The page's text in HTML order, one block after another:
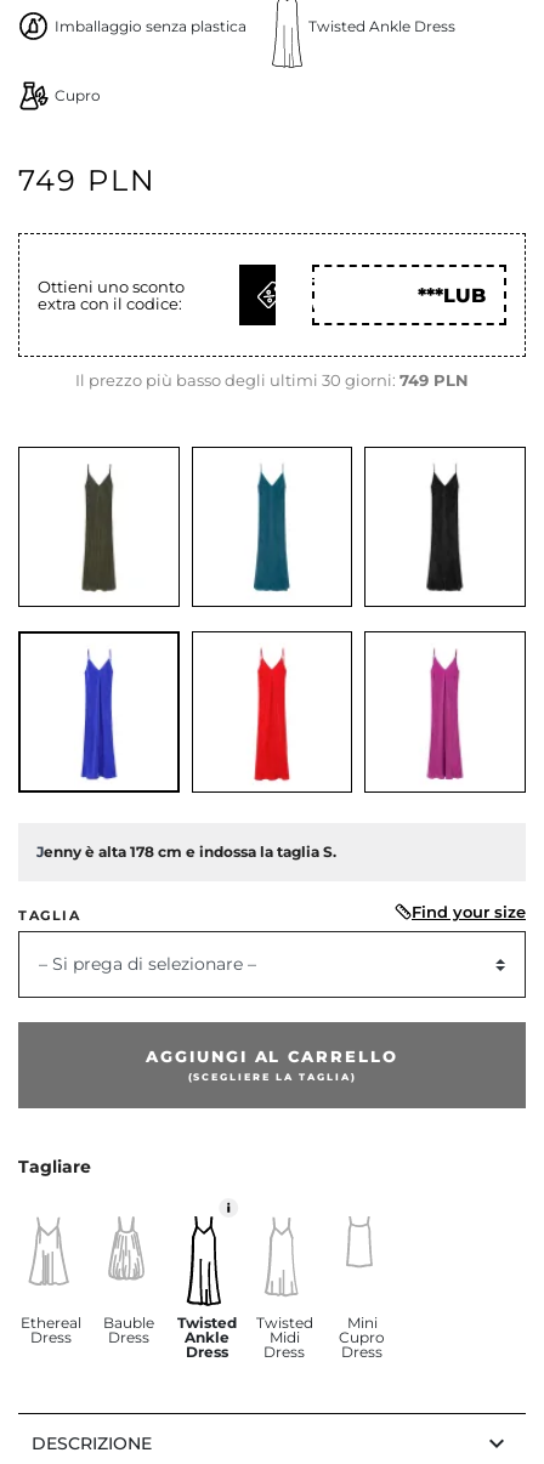
Imballaggio senza plastica Twisted Ankle Dress
Cupro
749 PLN
Ottieni uno sconto
extra con il codice:
OTTIENI
COD
***LUB
Il prezzo più basso degli ultimi 30 giorni: 749 PLN
Jenny è alta 178 cm e indossa la taglia S.
TAGLIA Find your size
– Si prega di selezionare –
AGGIUNGI AL CARRELLO
(SCEGLIERE LA TAGLIA)
Tagliare
Ethereal
Dress
Bauble
Dress
Twisted
Ankle
Dress
Twisted
Midi
Dress
Mini
Cupro
Dress
DESCRIZIONE keyboard_arrow_down